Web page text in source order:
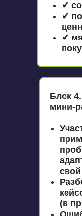
✔
✔
✔
Блок
мини-
свой
(в